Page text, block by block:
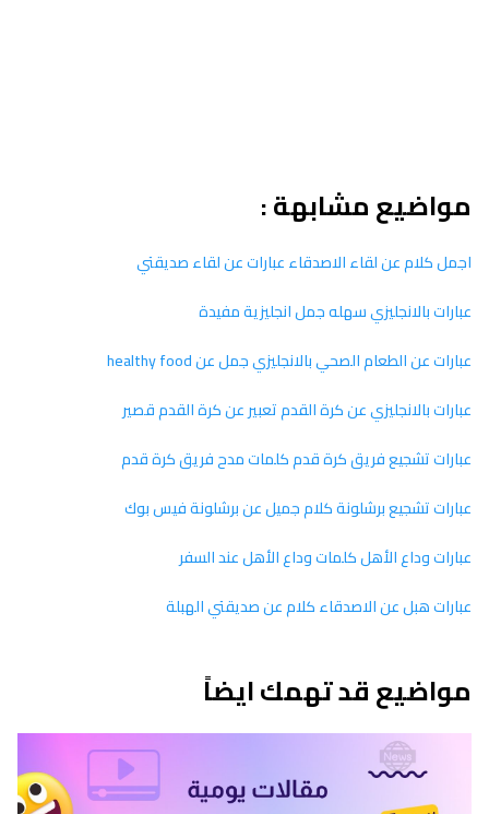
مواضيع مشابهة :
اجمل كلام عن لقاء الاصدقاء عبارات عن لقاء صديقتي
عبارات بالانجليزي سهله جمل انجليزية مفيدة
عبارات عن الطعام الصحي بالانجليزي جمل عن healthy food
عبارات بالانجليزي عن كرة القدم تعبير عن كرة القدم قصير
عبارات تشجيع فريق كرة قدم كلمات مدح فريق كرة قدم
عبارات تشجيع برشلونة كلام جميل عن برشلونة فيس بوك
عبارات وداع الأهل كلمات وداع الأهل عند السفر
عبارات هبل عن الاصدقاء كلام عن صديقتي الهبلة
مواضيع قد تهمك ايضاً